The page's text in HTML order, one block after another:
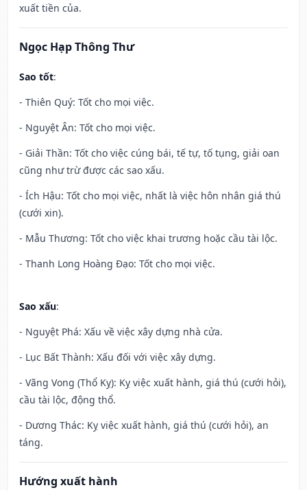
xuất tiền của.
Ngọc Hạp Thông Thư
Sao tốt:
- Thiên Quý: Tốt cho mọi việc.
- Nguyệt Ân: Tốt cho mọi việc.
- Giải Thần: Tốt cho việc cúng bái, tế tự, tố tụng, giải oan
cũng như trừ được các sao xấu.
- Ích Hậu: Tốt cho mọi việc, nhất là việc hôn nhân giá thú
(cưới xin).
- Mẫu Thương: Tốt cho việc khai trương hoặc cầu tài lộc.
- Thanh Long Hoàng Đạo: Tốt cho mọi việc.
Sao xấu:
- Nguyệt Phá: Xấu về việc xây dựng nhà cửa.
- Lục Bất Thành: Xấu đối với việc xây dựng.
- Vãng Vong (Thổ Kỵ): Kỵ việc xuất hành, giá thú (cưới hỏi),
cầu tài lộc, động thổ.
- Dương Thác: Kỵ việc xuất hành, giá thú (cưới hỏi), an
táng.
Hướng xuất hành